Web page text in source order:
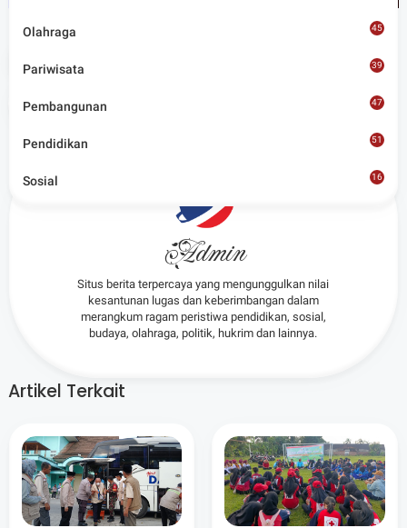
Share
Admin
Situs berita terpercaya yang mengunggulkan nilai
kesantunan lugas dan keberimbangan dalam
merangkum ragam peristiwa pendidikan, sosial,
budaya, olahraga, politik, hukrim dan lainnya.
Artikel Terkait
Olahraga 45
Pariwisata 39
Pembangunan 47
Pendidikan 51
Sosial
16